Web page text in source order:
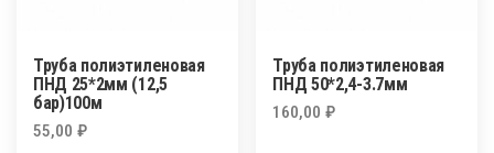
Труба полиэтиленовая
ПНД 25*2мм (12,5
бар)100м
55,00 ₽
Труба полиэтиленовая
ПНД 50*2,4-3.7мм
160,00₽